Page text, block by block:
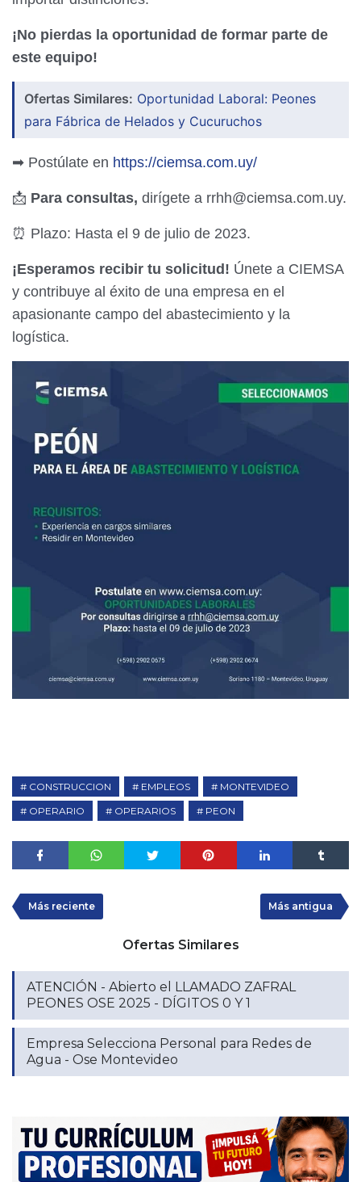
¡No pierdas la oportunidad de formar parte de
este equipo!
Ofertas Similares: Oportunidad Laboral: Peones
para Fábrica de Helados y Cucuruchos
➡ Postúlate en https://ciemsa.com.uy/
📩 Para consultas, dirígete a rrhh@ciemsa.com.uy.
⏰ Plazo: Hasta el 9 de julio de 2023.
¡Esperamos recibir tu solicitud! Únete a CIEMSA
y contribuye al éxito de una empresa en el
apasionante campo del abastecimiento y la
logística.
CONSTRUCCION EMPLEOS
MONTEVIDEO
OPERARIO
OPERARIOS PEON
Más reciente Más antigua
Ofertas Similares
ATENCIÓN - Abierto el LLAMADO ZAFRAL
PEONES OSE 2025 - DÍGITOS 0 Y 1
Empresa Selecciona Personal para Redes de
Agua - Ose Montevideo